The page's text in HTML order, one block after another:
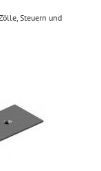
Steuern und